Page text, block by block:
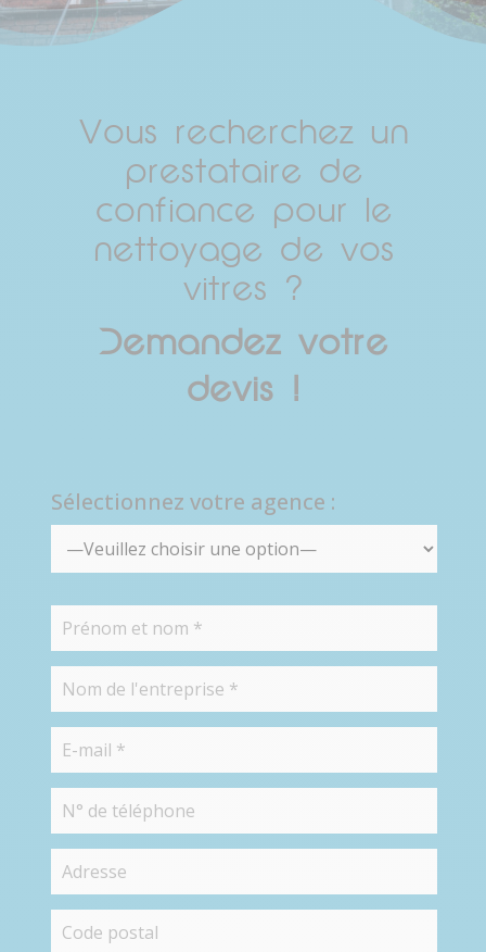
Vous recherchez un
prestataire de
confiance pour le
nettoyage de vos
vitres ?
Demandez votre
devis !
Sélectionnez votre agence :